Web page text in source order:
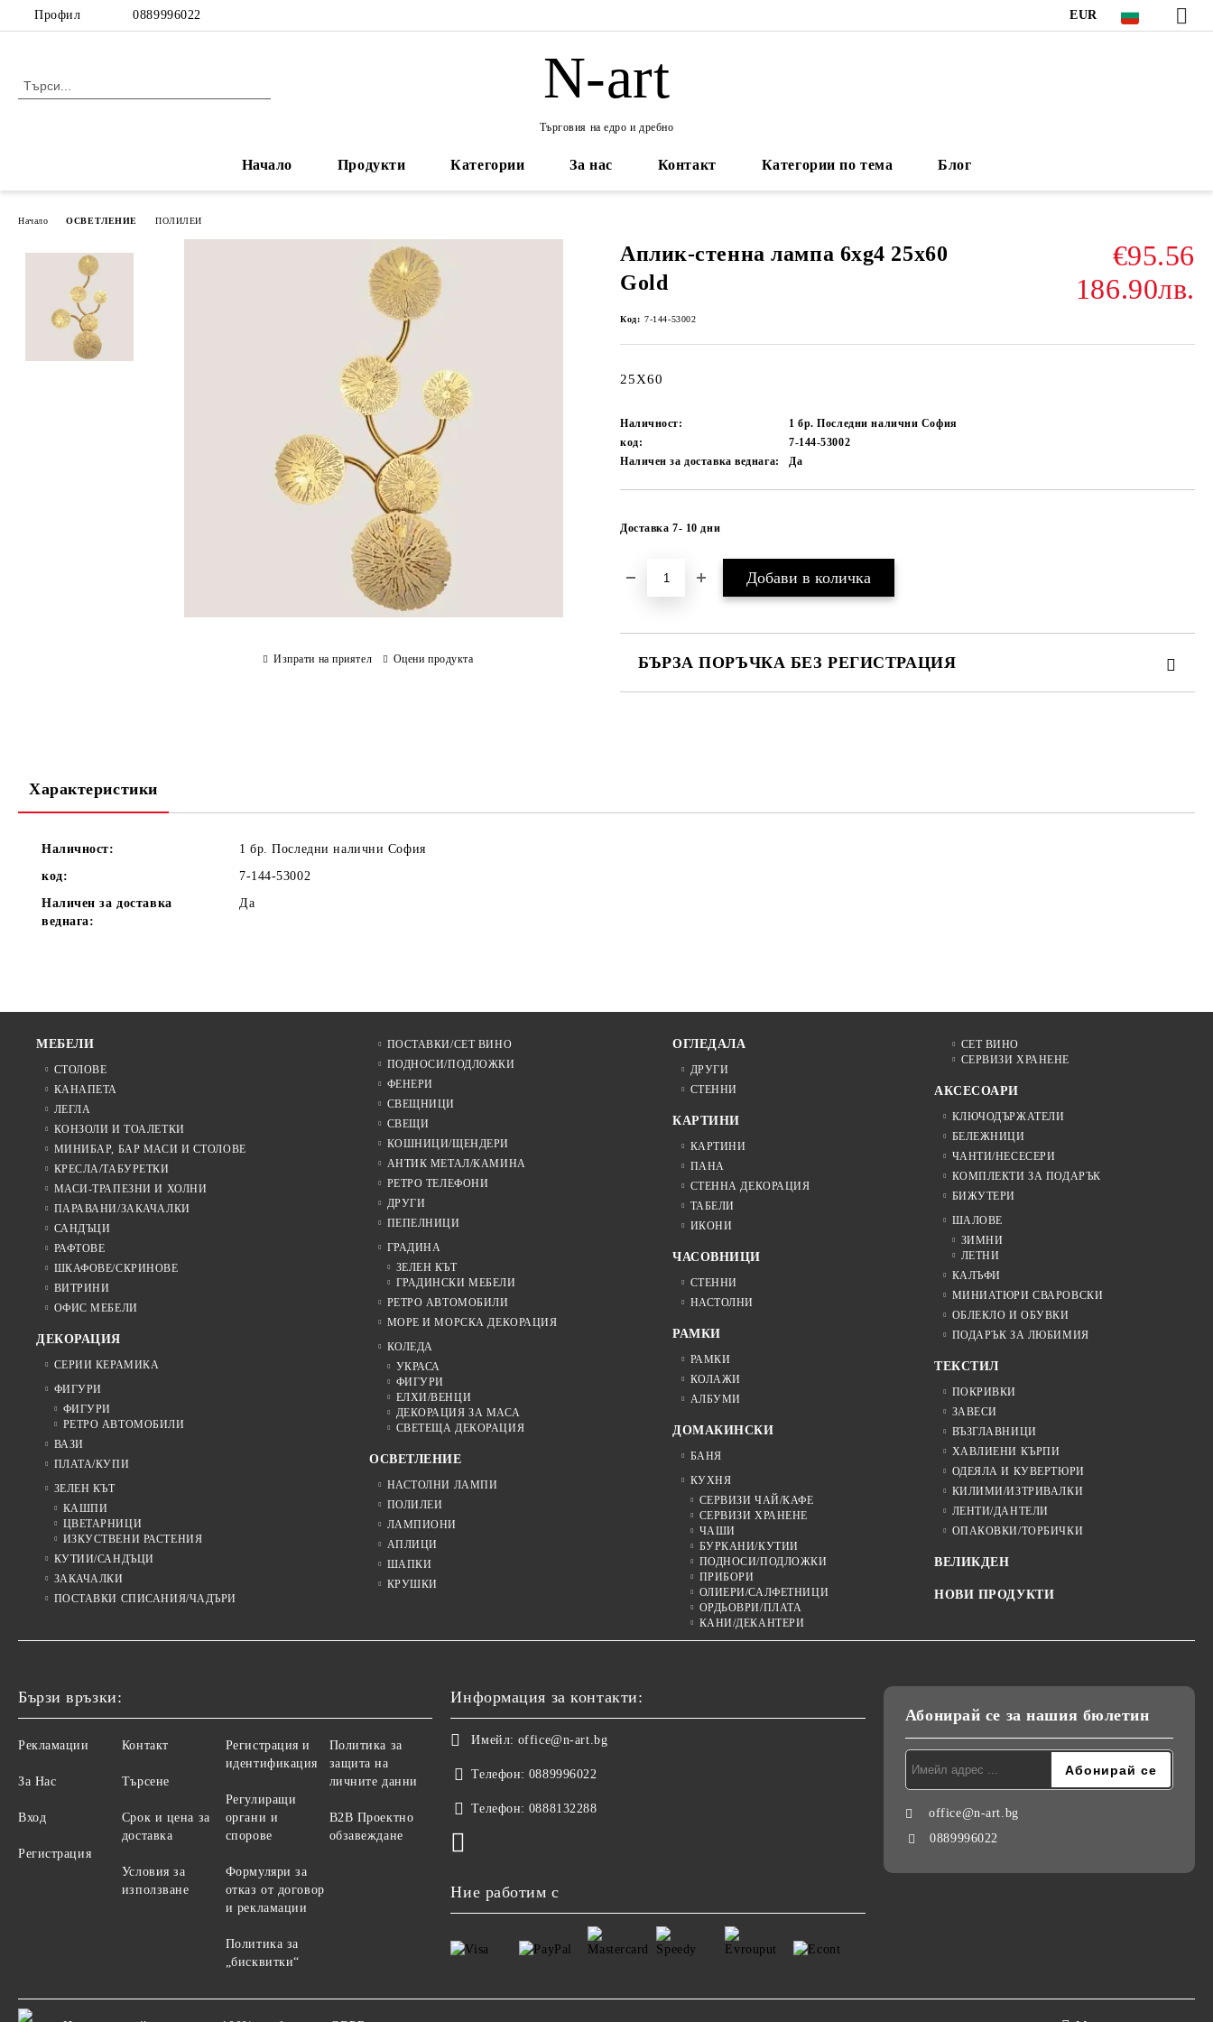
Профил 0889996022 EUR
N-art
Търговия на едро и дребно
Начало Продукти Категории За нас Контакт Категории по тема Блог
Начало ОСВЕТЛЕНИЕ ПОЛИЛЕИ
Аплик-стенна лампа 6xg4 25x60
Gold
€95.56
186.90лв.
Код: 7-144-53002
25X60
Наличност:
1 бр. Последни налични София
код:
7-144-53002
Наличен за доставка веднага:
Да
Доставка 7- 10 дни
БЪРЗА ПОРЪЧКА БЕЗ РЕГИСТРАЦИЯ
Изпрати на приятел Оцени продукта
Характеристики
Наличност:
1 бр. Последни налични София
код:
7-144-53002
Наличен за доставка
веднага:
Да
МЕБЕЛИ
СТОЛОВЕ
КАНАПЕТА
ЛЕГЛА
КОНЗОЛИ И ТОАЛЕТКИ
МИНИБАР, БАР МАСИ И СТОЛОВЕ
КРЕСЛА/ТАБУРЕТКИ
МАСИ-ТРАПЕЗНИ И ХОЛНИ
ПАРАВАНИ/ЗАКАЧАЛКИ
САНДЪЦИ
РАФТОВЕ
ШКАФОВЕ/СКРИНОВЕ
ВИТРИНИ
ОФИС МЕБЕЛИ
ДЕКОРАЦИЯ
СЕРИИ КЕРАМИКА
ФИГУРИ
ФИГУРИ
РЕТРО АВТОМОБИЛИ
ВАЗИ
ПЛАТА/КУПИ
ЗЕЛЕН КЪТ
КАШПИ
ЦВЕТАРНИЦИ
ИЗКУСТВЕНИ РАСТЕНИЯ
КУТИИ/САНДЪЦИ
ЗАКАЧАЛКИ
ПОСТАВКИ СПИСАНИЯ/ЧАДЪРИ
ПОСТАВКИ/СЕТ ВИНО
ПОДНОСИ/ПОДЛОЖКИ
ФЕНЕРИ
СВЕЩНИЦИ
СВЕЩИ
КОШНИЦИ/ЩЕНДЕРИ
АНТИК МЕТАЛ/КАМИНА
РЕТРО ТЕЛЕФОНИ
ДРУГИ
ПЕПЕЛНИЦИ
ГРАДИНА
ЗЕЛЕН КЪТ
ГРАДИНСКИ МЕБЕЛИ
РЕТРО АВТОМОБИЛИ
МОРЕ И МОРСКА ДЕКОРАЦИЯ
КОЛЕДА
УКРАСА
ФИГУРИ
ЕЛХИ/ВЕНЦИ
ДЕКОРАЦИЯ ЗА МАСА
СВЕТЕЩА ДЕКОРАЦИЯ
ОСВЕТЛЕНИЕ
НАСТОЛНИ ЛАМПИ
ПОЛИЛЕИ
ЛАМПИОНИ
АПЛИЦИ
ШАПКИ
КРУШКИ
ОГЛЕДАЛА
ДРУГИ
СТЕННИ
КАРТИНИ
КАРТИНИ
ПАНА
СТЕННА ДЕКОРАЦИЯ
ТАБЕЛИ
ИКОНИ
ЧАСОВНИЦИ
СТЕННИ
НАСТОЛНИ
РАМКИ
РАМКИ
КОЛАЖИ
АЛБУМИ
ДОМАКИНСКИ
БАНЯ
КУХНЯ
СЕРВИЗИ ЧАЙ/КАФЕ
СЕРВИЗИ ХРАНЕНЕ
ЧАШИ
БУРКАНИ/КУТИИ
ПОДНОСИ/ПОДЛОЖКИ
ПРИБОРИ
ОЛИЕРИ/САЛФЕТНИЦИ
ОРДЬОВРИ/ПЛАТА
КАНИ/ДЕКАНТЕРИ
СЕТ ВИНО
СЕРВИЗИ ХРАНЕНЕ
АКСЕСОАРИ
КЛЮЧОДЪРЖАТЕЛИ
БЕЛЕЖНИЦИ
ЧАНТИ/НЕСЕСЕРИ
КОМПЛЕКТИ ЗА ПОДАРЪК
БИЖУТЕРИ
ШАЛОВЕ
ЗИМНИ
ЛЕТНИ
КАЛЪФИ
МИНИАТЮРИ СВАРОВСКИ
ОБЛЕКЛО И ОБУВКИ
ПОДАРЪК ЗА ЛЮБИМИЯ
ТЕКСТИЛ
ПОКРИВКИ
ЗАВЕСИ
ВЪЗГЛАВНИЦИ
ХАВЛИЕНИ КЪРПИ
ОДЕЯЛА И КУВЕРТЮРИ
КИЛИМИ/ИЗТРИВАЛКИ
ЛЕНТИ/ДАНТЕЛИ
ОПАКОВКИ/ТОРБИЧКИ
ВЕЛИКДЕН
НОВИ ПРОДУКТИ
Бързи връзки:
Рекламации
За Нас
Вход
Регистрация
Контакт
Търсене
Срок и цена за
доставка
Условия за
използване
Регистрация и
идентификация
Регулиращи
органи и
спорове
Формуляри за
отказ от договор
и рекламации
Политика за
„бисквитки“
Политика за
защита на
личните данни
B2B Проектно
обзавеждане
Информация за контакти:
Имейл: office@n-art.bg
Телефон: 0889996022
Телефон: 0888132288
Ние работим с
Абонирай се за нашия бюлетин
office@n-art.bg
0889996022